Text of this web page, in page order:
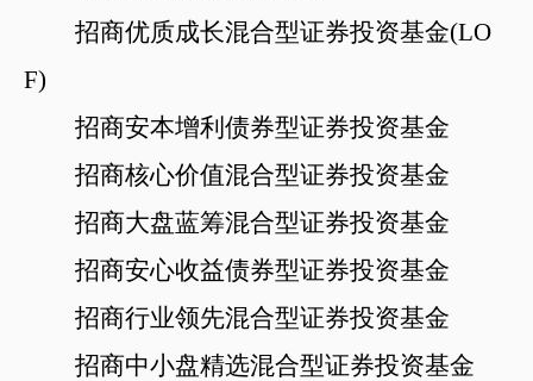
招商优质成长混合型证券投资基金(LO
F)
招商安本增利债券型证券投资基金
招商核心价值混合型证券投资基金
招商大盘蓝筹混合型证券投资基金
招商安心收益债券型证券投资基金
招商行业领先混合型证券投资基金
招商中小盘精选混合型证券投资基金